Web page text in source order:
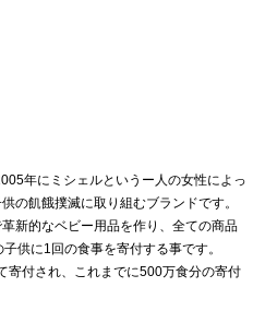
年にミシェルというー人の女性によっ
の飢餓撲滅に取り組むブランドです。
新的なベビー用品を作り、全ての商品
供に1回の食事を寄付する事です。
寄付され、これまでに500万食分の寄付